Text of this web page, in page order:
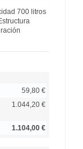
700 litros
59,80 €
1.044,20 €
1.104,00 €